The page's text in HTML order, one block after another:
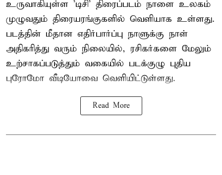
உருவாகியுள்ள 'டிசி' திரைப்படம் நாளை உலகம்
முழுவதும் திரையரங்குகளில் வெளியாக உள்ளது.
படத்தின் மீதான எதிர்பார்ப்பு நாளுக்கு நாள்
அதிகரித்து வரும் நிலையில், ரசிகர்களை மேலும்
உற்சாகப்படுத்தும் வகையில் படக்குழு புதிய
புரோமோ வீடியோவை வெளியிட்டுள்ளது.
Read More